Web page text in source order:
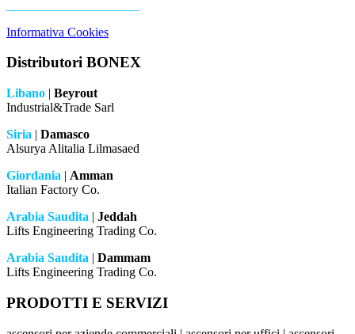
Informativa Cookies
Distributori BONEX
Libano | Beyrout
Industrial&Trade Sarl
Siria | Damasco
Alsurya Alitalia Lilmasaed
Giordania | Amman
Italian Factory Co.
Arabia Saudita | Jeddah
Lifts Engineering Trading Co.
Arabia Saudita | Dammam
Lifts Engineering Trading Co.
PRODOTTI E SERVIZI